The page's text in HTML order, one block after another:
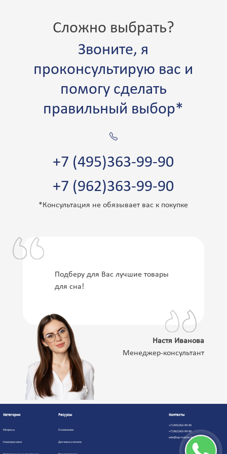
Сложно выбрать?
Звоните, я
проконсультирую вас и
помогу сделать
правильный выбор*
+7 (495)363-99-90
+7 (962)363-99-90
*Консультация не обязывает вас к покупке
Подберу для Вас лучшие товары
для сна!
Настя Иванова
Менеджер-консультант
Категории
Матрасы
Наматрасники
Ресурсы
О компании
Доставка и оплата
Контакты
+7 (495)363-99-90
+7 (962)363-99-90
sale@top-matras.shop